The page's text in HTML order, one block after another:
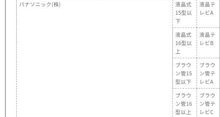
パナソニック(株)
液晶式
15型以
下
液晶テ
レビA
液晶式
16型以
上
液晶テ
レビB
ブラウ
ン管15
型以下
ブラウ
ン管テ
レビA
ブラウ
ン管16
型以上
ブラウ
ン管テ
レビC